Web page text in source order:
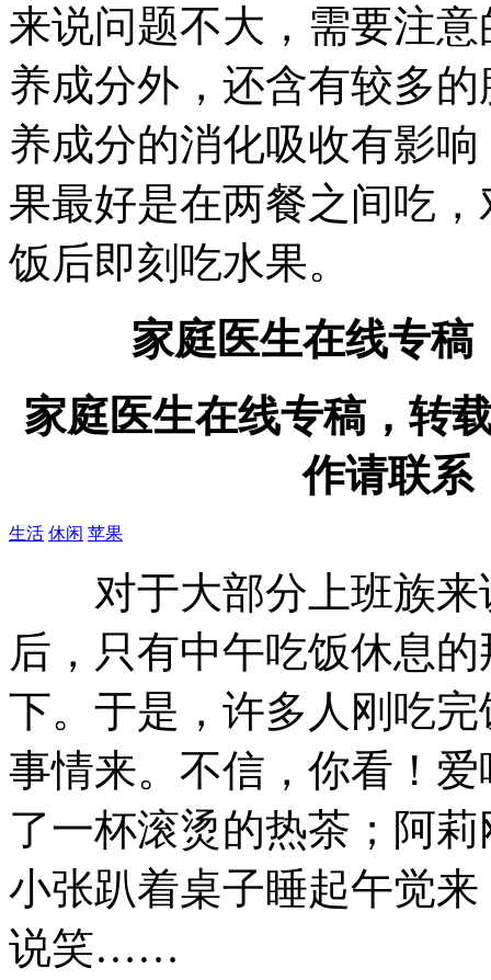
来说问题不大，需要注
养成分外，还含有较多
养成分的消化吸收有影
果最好是在两餐之间吃
饭后即刻吃水果。
家庭医生在线专稿
家庭医生在线专稿，转
作请联系
生活 休闲 苹果
对于大部分上班族来
后，只有中午吃饭休息
下。于是，许多人刚吃
事情来。不信，你看！
了一杯滚烫的热茶；阿
小张趴着桌子睡起午觉
说笑……